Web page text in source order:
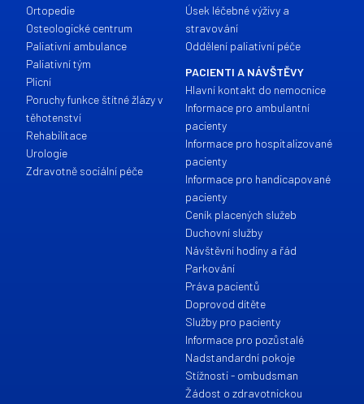
Ortopedie
Osteologické centrum
Paliativní ambulance
Paliativní tým
Plicní
Poruchy funkce štítné žlázy v
těhotenství
Rehabilitace
Urologie
Zdravotně sociální péče
Úsek léčebné výživy a
stravování
Oddělení paliativní péče
PACIENTI A NÁVŠTĚVY
Hlavní kontakt do nemocnice
Informace pro ambulantní
pacienty
Informace pro hospitalizované
pacienty
Informace pro handicapované
pacienty
Ceník placených služeb
Duchovní služby
Návštěvní hodiny a řád
Parkování
Práva pacientů
Doprovod dítěte
Služby pro pacienty
Informace pro pozůstalé
Nadstandardní pokoje
Stížnosti - ombudsman
Žádost o zdravotnickou